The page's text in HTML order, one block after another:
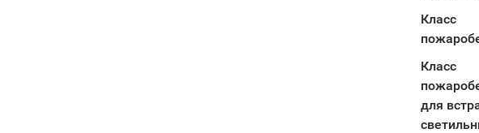
Класс
Класс
для